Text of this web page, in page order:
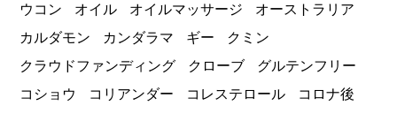
ウコン
オイル オイルマッサージ
オーストラリア
カルダモン
カンダラマ ギー
クミン
クラウドファンディング
クローブ
グルテンフリー
コショウ
コリアンダー コレステロール
コロナ後